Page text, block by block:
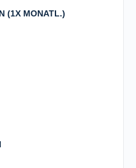
(1X MONATL.)